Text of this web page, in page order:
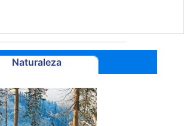
Naturaleza